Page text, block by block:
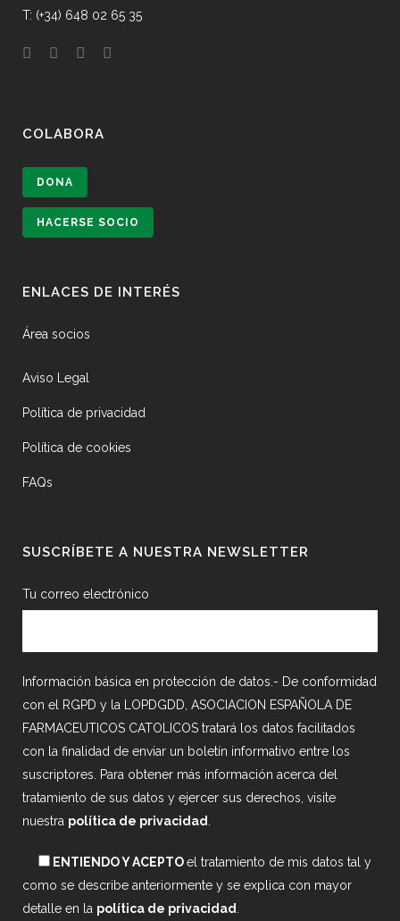
T: (+34) 648 02 65 35
COLABORA
DONA
HACERSE SOCIO
ENLACES DE INTERÉS
Área socios
Aviso Legal
Política de privacidad
Política de cookies
FAQs
SUSCRÍBETE A NUESTRA NEWSLETTER
Tu correo electrónico
Información básica en protección de datos.- De conformidad
con el RGPD y la LOPDGDD, ASOCIACION ESPAÑOLA DE
FARMACEUTICOS CATOLICOS tratará los datos facilitados
con la finalidad de enviar un boletín informativo entre los
suscriptores. Para obtener más información acerca del
tratamiento de sus datos y ejercer sus derechos, visite
nuestra política de privacidad
ENTIENDO Y ACEPTOel tratamiento de mis datos tal y
como se describe anteriormente y se explica con mayor
detalle en la política de privacidad